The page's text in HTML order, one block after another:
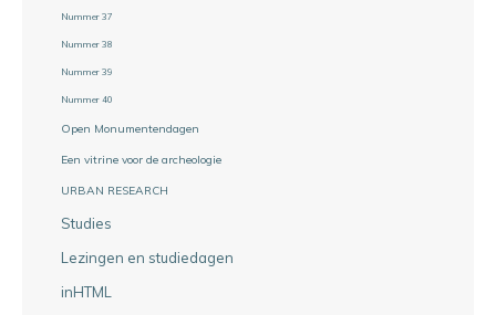
Nummer 37
Nummer 38
Nummer 39
Nummer 40
Open Monumentendagen
Een vitrine voor de archeologie
URBAN RESEARCH
Studies
Lezingen en studiedagen
inHTML